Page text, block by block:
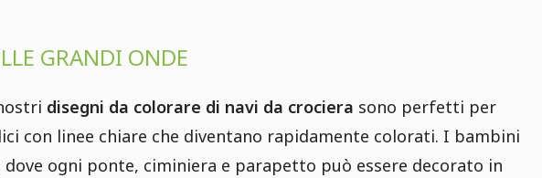
GRANDI ONDE
disegni da colorare di navi da crociera sono perfetti per
con linee chiare che diventano rapidamente colorati. I bambini
ogni ponte, ciminiera e parapetto può essere decorato in